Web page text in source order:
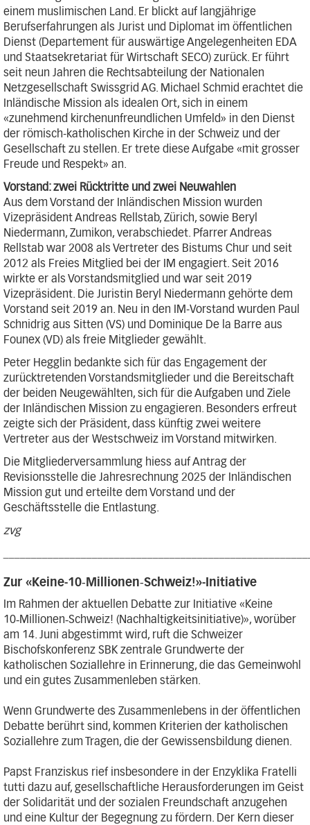
einem muslimischen Land. Er blickt auf langjährige
Berufserfahrungen als Jurist und Diplomat im öffentlichen
Dienst (Departement für auswärtige Angelegenheiten EDA
und Staatsekretariat für Wirtschaft SECO) zurück. Er führt
seit neun Jahren die Rechtsabteilung der Nationalen
Netzgesellschaft Swissgrid AG. Michael Schmid erachtet die
Inländische Mission als idealen Ort, sich in einem
«zunehmend kirchenunfreundlichen Umfeld» in den Dienst
der römisch-katholischen Kirche in der Schweiz und der
Gesellschaft zu stellen. Er trete diese Aufgabe «mit grosser
Freude und Respekt» an.
Vorstand: zwei Rücktritte und zwei Neuwahlen
Aus dem Vorstand der Inländischen Mission wurden
Vizepräsident Andreas Rellstab, Zürich, sowie Beryl
Niedermann, Zumikon, verabschiedet. Pfarrer Andreas
Rellstab war 2008 als Vertreter des Bistums Chur und seit
2012 als Freies Mitglied bei der IM engagiert. Seit 2016
wirkte er als Vorstandsmitglied und war seit 2019
Vizepräsident. Die Juristin Beryl Niedermann gehörte dem
Vorstand seit 2019 an. Neu in den IM-Vorstand wurden Paul
Schnidrig aus Sitten (VS) und Dominique De la Barre aus
Founex (VD) als freie Mitglieder gewählt.
Peter Hegglin bedankte sich für das Engagement der
zurücktretenden Vorstandsmitglieder und die Bereitschaft
der beiden Neugewählten, sich für die Aufgaben und Ziele
der Inländischen Mission zu engagieren. Besonders erfreut
zeigte sich der Präsident, dass künftig zwei weitere
Vertreter aus der Westschweiz im Vorstand mitwirken.
Die Mitgliederversammlung hiess auf Antrag der
Revisionsstelle die Jahresrechnung 2025 der Inländischen
Mission gut und erteilte dem Vorstand und der
Geschäftsstelle die Entlastung.
zvg
Zur «Keine-10‑Millionen‑Schweiz!»-Initiative
Im Rahmen der aktuellen Debatte zur Initiative «Keine
10‑Millionen‑Schweiz! (Nachhaltigkeitsinitiative)», worüber
am 14. Juni abgestimmt wird, ruft die Schweizer
Bischofskonferenz SBK zentrale Grundwerte der
katholischen Soziallehre in Erinnerung, die das Gemeinwohl
und ein gutes Zusammenleben stärken.
Wenn Grundwerte des Zusammenlebens in der öffentlichen
Debatte berührt sind, kommen Kriterien der katholischen
Soziallehre zum Tragen, die der Gewissensbildung dienen.
Papst Franziskus rief insbesondere in der Enzyklika Fratelli
tutti dazu auf, gesellschaftliche Herausforderungen im Geist
der Solidarität und der sozialen Freundschaft anzugehen
und eine Kultur der Begegnung zu fördern. Der Kern dieser